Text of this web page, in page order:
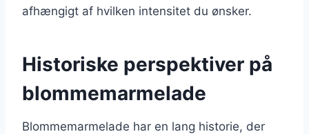
afhængigt af hvilken intensitet du ønsker.
Historiske perspektiver på
blommemarmelade
Blommemarmelade har en lang historie, der